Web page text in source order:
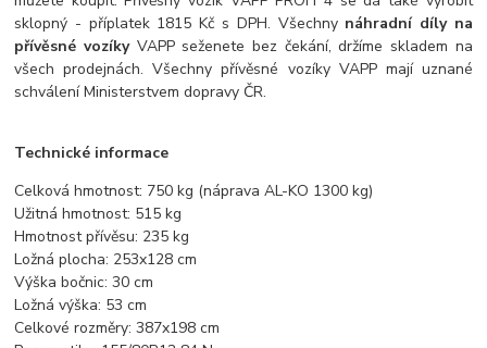
sklopný - příplatek 1815 Kč s DPH. Všechny náhradní díly na
přívěsné vozíkyVAPP seženete bez čekání, držíme skladem na
všech prodejnách. Všechny přívěsné vozíky VAPP mají uznané
schválení Ministerstvem dopravy ČR.
Technické informace
Celková hmotnost: 750 kg (náprava AL-KO 1300 kg)
Užitná hmotnost: 515 kg
Hmotnost přívěsu: 235 kg
Ložná plocha: 253x128 cm
Výška bočnic: 30 cm
Ložná výška: 53 cm
Celkové rozměry: 387x198 cm